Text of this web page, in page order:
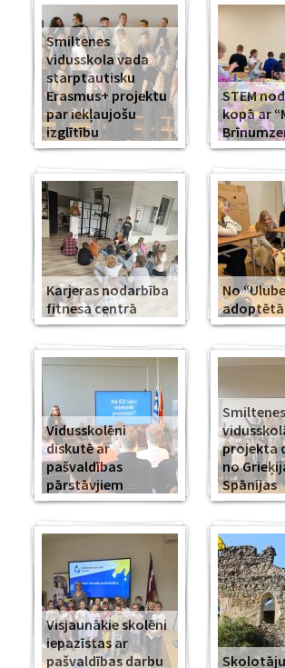
Smiltenes
vidusskola vada
starptautisku
Erasmus+ projektu
par iekļaujošu
izglītību
STEM
kopā ar
Karjeras nodarbība
fitnesa centrā
No
Vidusskolēni
diskutē ar
pašvaldības
pārstāvjiem
Smiltenes
projekta
no
Spānijas
Visjaunākie skolēni
iepazīstas ar
pašvaldības darbu